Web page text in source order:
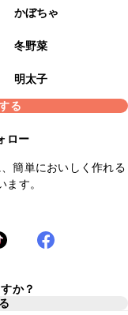
かぼちゃ
冬野菜
明太子
る
ロー
簡単においしく作れる
す。
か？